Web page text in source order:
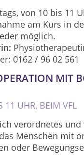
von 10 bis 11
am Kurs in
möglich.
0162 / 96 02 561
MIT
11 UHR, BEIM VFL
verordnetes
Menschen mit
oder